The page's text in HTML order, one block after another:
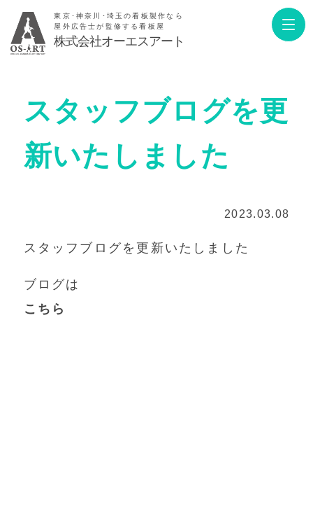
東京･神奈川･埼玉の看板製作なら
屋外広告士が監修する看板屋
株式会社オーエスアート
スタッフブログを更
新いたしました
2023.03.08
スタッフブログを更新いたしました
ブログは
こちら